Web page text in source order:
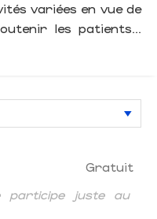
variées en vue de
les patients...
Gratuit
participe juste au